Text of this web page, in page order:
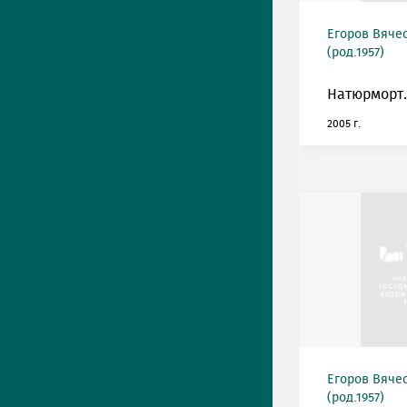
Егоров
(род.1957)
Натюрморт.
2005 г.
Егоров
(род.1957)